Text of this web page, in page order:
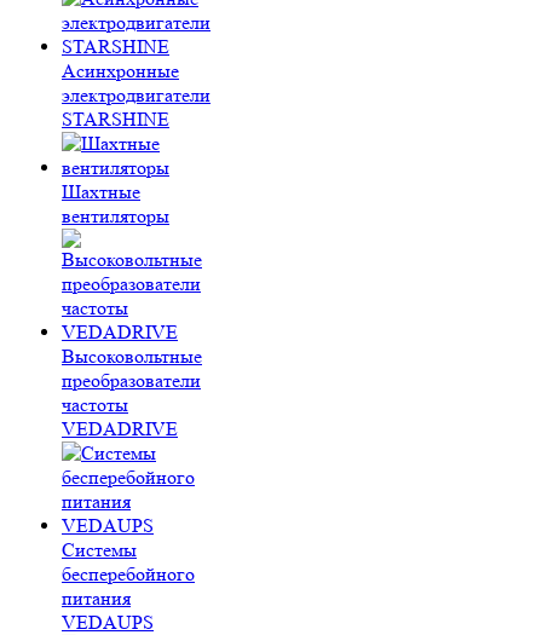
Асинхронные
электродвигатели
STARSHINE
Шахтные
вентиляторы
Высоковольтные
преобразователи
частоты
VEDADRIVE
Системы
бесперебойного
питания
VEDAUPS